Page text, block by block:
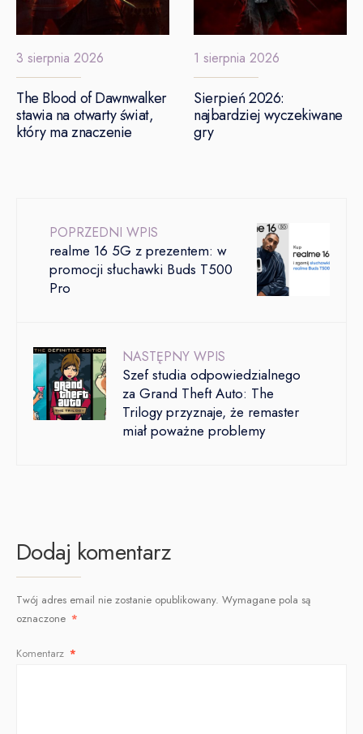
3 sierpnia 2026
The Blood of Dawnwalker
stawia na otwarty świat,
który ma znaczenie
1 sierpnia 2026
Sierpień 2026:
najbardziej wyczekiwane
gry
POPRZEDNI WPIS
realme 16 5G z prezentem: w
promocji słuchawki Buds T500
Pro
NASTĘPNY WPIS
Szef studia odpowiedzialnego
za Grand Theft Auto: The
Trilogy przyznaje, że remaster
miał poważne problemy
Dodaj komentarz
Twój adres email nie zostanie opublikowany. Wymagane pola są
oznaczone *
Komentarz *